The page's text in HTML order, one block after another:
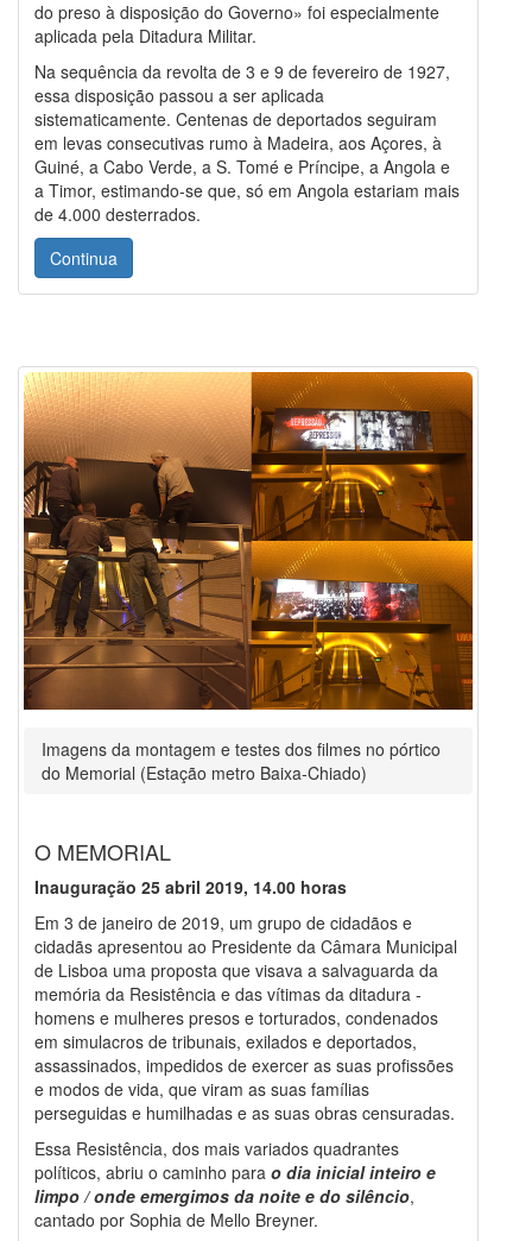
do preso à disposição do Governo» foi especialmente
aplicada pela Ditadura Militar.
Na sequência da revolta de 3 e 9 de fevereiro de 1927,
essa disposição passou a ser aplicada
sistematicamente. Centenas de deportados seguiram
em levas consecutivas rumo à Madeira, aos Açores, à
Guiné, a Cabo Verde, a S. Tomé e Príncipe, a Angola e
a Timor, estimando-se que, só em Angola estariam mais
de 4.000 desterrados.
Continua
Imagens da montagem e testes dos filmes no pórtico
do Memorial (Estação metro Baixa-Chiado)
O MEMORIAL
Inauguração 25 abril 2019, 14.00 horas
Em 3 de janeiro de 2019, um grupo de cidadãos e
cidadãs apresentou ao Presidente da Câmara Municipal
de Lisboa uma proposta que visava a salvaguarda da
memória da Resistência e das vítimas da ditadura -
homens e mulheres presos e torturados, condenados
em simulacros de tribunais, exilados e deportados,
assassinados, impedidos de exercer as suas profissões
e modos de vida, que viram as suas famílias
perseguidas e humilhadas e as suas obras censuradas.
Essa Resistência, dos mais variados quadrantes
políticos, abriu o caminho para o dia inicial inteiro e
limpo / onde emergimos da noite e do silêncio,
cantado por Sophia de Mello Breyner.